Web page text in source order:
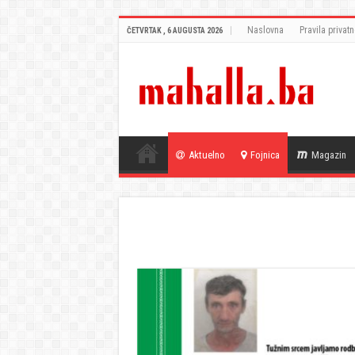
ČETVRTAK , 6 AUGUSTA 2026 Naslovna Pravila
Aktuelno Fojnica Magazin